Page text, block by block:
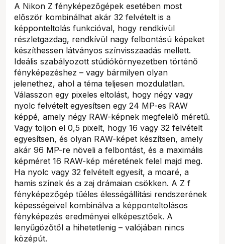
A Nikon Z fényképezőgépek esetében most
először kombinálhat akár 32 felvételt is a
képponteltolás funkcióval, hogy rendkívül
részletgazdag, rendkívül nagy felbontású képeket
készíthessen látványos színvisszaadás mellett.
Ideális szabályozott stúdiókörnyezetben történő
fényképezéshez – vagy bármilyen olyan
jelenethez, ahol a téma teljesen mozdulatlan.
Válasszon egy pixeles eltolást, hogy négy vagy
nyolc felvételt egyesítsen egy 24 MP-es RAW
képpé, amely négy RAW-képnek megfelelő méretű.
Vagy toljon el 0,5 pixelt, hogy 16 vagy 32 felvételt
egyesítsen, és olyan RAW-képet készítsen, amely
akár 96 MP-re növeli a felbontást, és a maximális
képméret 16 RAW-kép méretének felel majd meg.
Ha nyolc vagy 32 felvételt egyesít, a moaré, a
hamis színek és a zaj drámaian csökken. A Z f
fényképezőgép tűéles élességállítási rendszerének
képességeivel kombinálva a képponteltolásos
fényképezés eredményei elképesztőek. A
lenyűgözőtől a hihetetlenig – valójában nincs
középút.